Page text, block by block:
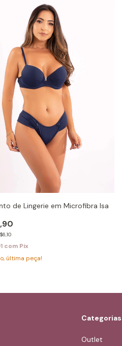
de Lingerie em Microfibra Isa
com Pix
última peça!
Categorias
Outlet